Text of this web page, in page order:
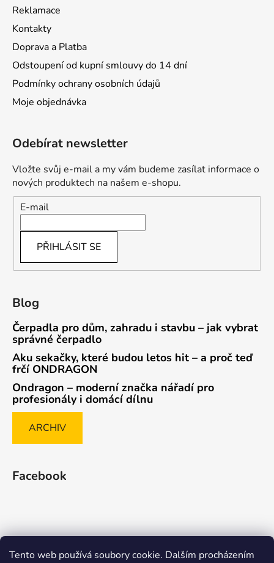
Tento web používá soubory cookie. Dalším procházením
Reklamace
Kontakty
Doprava a Platba
Odstoupení od kupní smlouvy do 14 dní
Podmínky ochrany osobních údajů
Moje objednávka
Odebírat newsletter
Vložte svůj e-mail a my vám budeme zasílat informace o
nových produktech na našem e-shopu.
E-mail
PŘIHLÁSIT SE
Blog
Čerpadla pro dům, zahradu i stavbu – jak vybrat
správné čerpadlo
Aku sekačky, které budou letos hit – a proč teď
frčí ONDRAGON
Ondragon – moderní značka nářadí pro
profesionály i domácí dílnu
ARCHIV
Facebook